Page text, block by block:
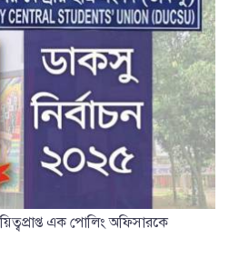
এক পোলিং অফিসারকে